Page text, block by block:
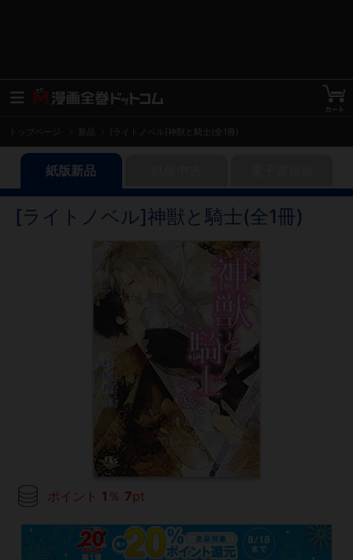
トップページ [ライトノベル]神獣と騎士(全1冊)
紙版新品
[ライトノベル]神獣と騎士(全1冊)
ポイント 1 ％ 7pt